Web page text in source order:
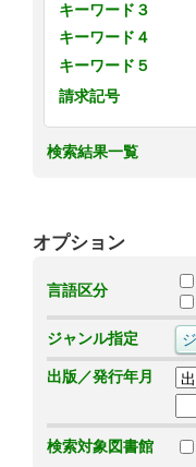
キーワード３
キーワード４
キーワード５
請求記号
検索結果一覧
オプション
言語区分
ジャンル指定
出版／発行年月
検索対象図書館